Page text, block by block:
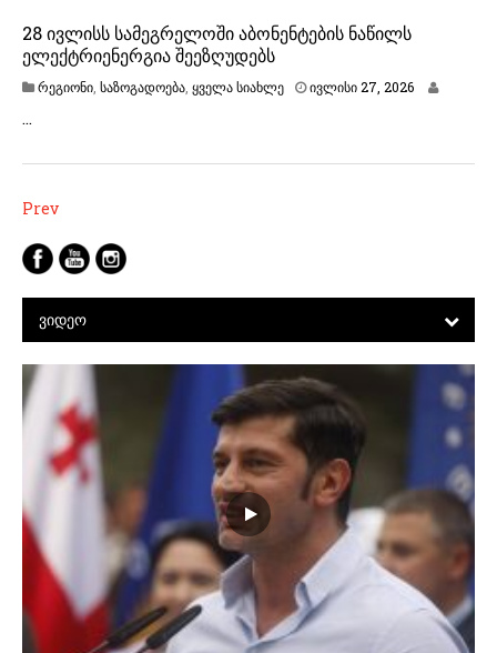
28 ივლისს სამეგრელოში აბონენტების ნაწილს
ელექტრიენერგია შეეზღუდებს
რეგიონი საზოგადოება ყველა სიახლე ივლისი 27, 2026ი
ს
…
პოსტების
ნავიგაცია
Prev
ᲕᲘᲓᲔᲝ